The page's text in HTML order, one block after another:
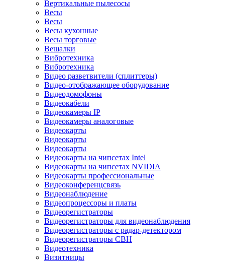
Вертикальные пылесосы
Весы
Весы
Весы кухонные
Весы торговые
Вешалки
Вибротехника
Вибротехника
Видео разветвители (сплиттеры)
Видео-отображающее оборудование
Видеодомофоны
Видеокабели
Видеокамеры IP
Видеокамеры аналоговые
Видеокарты
Видеокарты
Видеокарты
Видеокарты на чипсетах Intel
Видеокарты на чипсетах NVIDIA
Видеокарты профессиональные
Видеоконференцсвязь
Видеонаблюдение
Видеопроцессоры и платы
Видеорегистраторы
Видеорегистраторы для видеонаблюдения
Видеорегистраторы с радар-детектором
Видеорегистраторы СВН
Видеотехника
Визитницы